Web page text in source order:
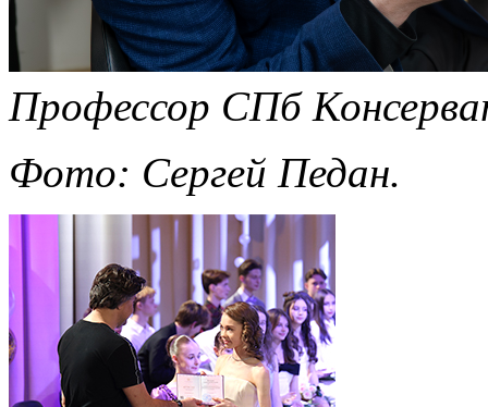
Профессор СПб
Фото: Сергей Педан.